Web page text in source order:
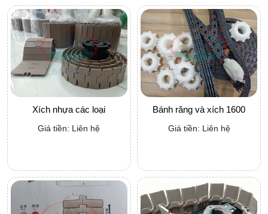
Xích nhựa các loại
Giá tiền: Liên hệ
Bánh răng và xích 1600
Giá tiền: Liên hệ